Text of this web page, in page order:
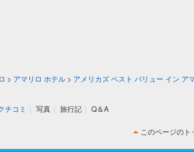
> アマリロ ホテル > アメリカズ ベスト バリュー イン ア
チコミ | 写真 | 旅行記 | Q＆A
このページのト